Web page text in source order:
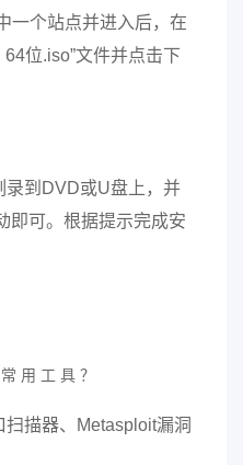
一个站点并进入后，在
位.iso”文件并点击下
录到DVD或U盘上，并
即可。根据提示完成安
用 工 具 ？
描器、Metasploit漏洞